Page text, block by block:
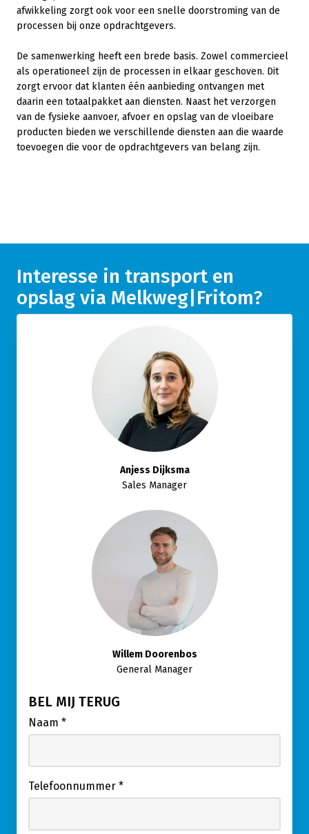
afwikkeling zorgt ook voor een snelle doorstroming van de
processen bij onze opdrachtgevers.
De samenwerking heeft een brede basis. Zowel commercieel
als operationeel zijn de processen in elkaar geschoven. Dit
zorgt ervoor dat klanten één aanbieding ontvangen met
daarin een totaalpakket aan diensten. Naast het verzorgen
van de fysieke aanvoer, afvoer en opslag van de vloeibare
producten bieden we verschillende diensten aan die waarde
toevoegen die voor de opdrachtgevers van belang zijn.
Interesse in transport en
opslag via Melkweg|Fritom?
Anjess Dijksma
Sales Manager
Willem Doorenbos
General Manager
BEL MIJ TERUG
Naam *
Telefoonnummer *